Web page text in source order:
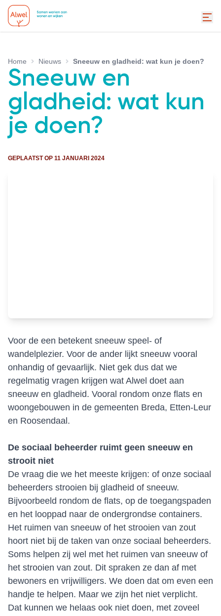
Home Nieuws Sneeuw en gladheid: wat kun je doen?
Sneeuw en
gladheid: wat kun
je doen?
GEPLAATST OP 11 JANUARI 2024
Voor de een betekent sneeuw speel- of
wandelplezier. Voor de ander lijkt sneeuw vooral
onhandig of gevaarlijk. Niet gek dus dat we
regelmatig vragen krijgen wat Alwel doet aan
sneeuw en gladheid. Vooral rondom onze flats en
woongebouwen in de gemeenten Breda, Etten-Leur
en Roosendaal.
De sociaal beheerder ruimt geen sneeuw en
strooit niet
De vraag die we het meeste krijgen: of onze sociaal
beheerders strooien bij gladheid of sneeuw.
Bijvoorbeeld rondom de flats, op de toegangspaden
en het looppad naar de ondergrondse containers.
Het ruimen van sneeuw of het strooien van zout
hoort niet bij de taken van onze sociaal beheerders.
Soms helpen zij wel met het ruimen van sneeuw of
het strooien van zout. Dit spraken ze dan af met
bewoners en vrijwilligers. We doen dat om even een
handje te helpen. Maar we zijn het niet verplicht.
Dat kunnen we helaas ook niet doen, met zoveel